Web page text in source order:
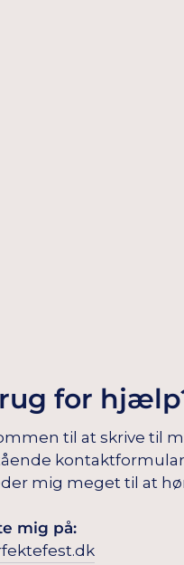
for
til at skrive til
mig meget til at
mig på: